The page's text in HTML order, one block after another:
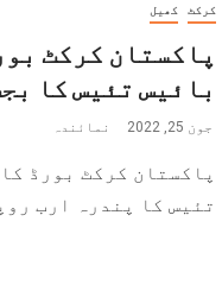
کرکٹ کھیل
پاکستان کرکٹ
بائیس تئیس کا
جون 25, 2022 نمائندہ
پاکستان کرکٹ بورڈ
تئیس کا پندرہ ارب